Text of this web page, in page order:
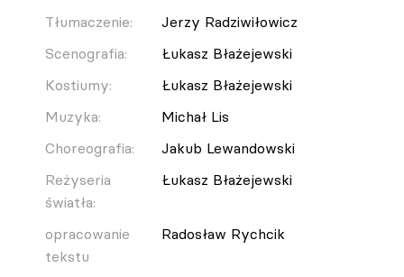
Tłumaczenie:
Jerzy Radziwiłowicz
Scenografia:
Łukasz Błażejewski
Kostiumy:
Łukasz Błażejewski
Muzyka:
Michał Lis
Choreografia:
Jakub Lewandowski
Reżyseria
światła:
Łukasz Błażejewski
opracowanie
tekstu
Radosław Rychcik